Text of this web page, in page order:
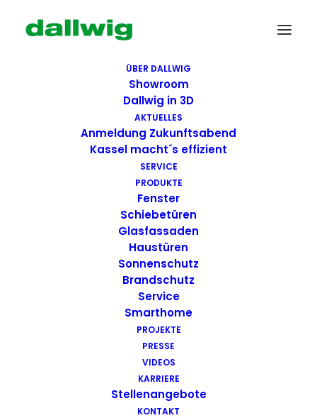
ÜBER DALLWIG
Showroom
Dallwig in 3D
AKTUELLES
Anmeldung Zukunftsabend
Kassel macht´s effizient
SERVICE
PRODUKTE
Fenster
Schiebetüren
Glasfassaden
Haustüren
Sonnenschutz
Brandschutz
Service
Smarthome
PROJEKTE
PRESSE
VIDEOS
KARRIERE
Stellenangebote
KONTAKT
Wir suchen Dich!
Dallwig bietet
Perspektive
Du hast Bock auf einen Job mit
Action. Bewirb dich ganz einfach